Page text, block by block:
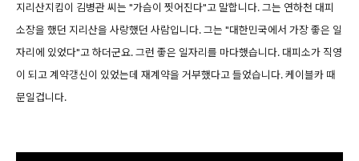
지리산지킴이 김병관 씨는 "가슴이 찟어진다"고 말합니다. 그는 연하천 대피
소장을 했던 지리산을 사랑했던 사람입니다. 그는 "대한민국에서 가장 좋은 일
자리에 있었다"고 하더군요. 그런 좋은 일자리를 마다했습니다. 대피소가 직영
이 되고 계약갱신이 있었는데 재계약을 거부했다고 들었습니다. 케이블카 때
문일겁니다.